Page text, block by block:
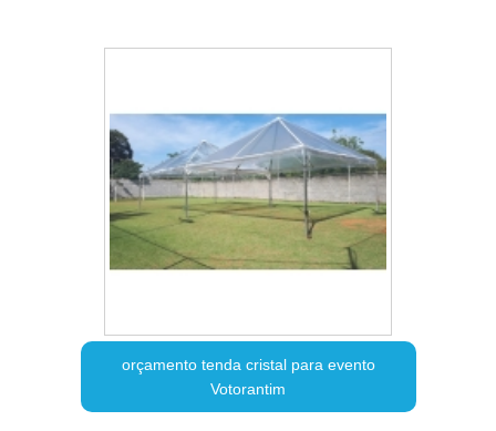
orçamento tenda cristal para evento
Votorantim